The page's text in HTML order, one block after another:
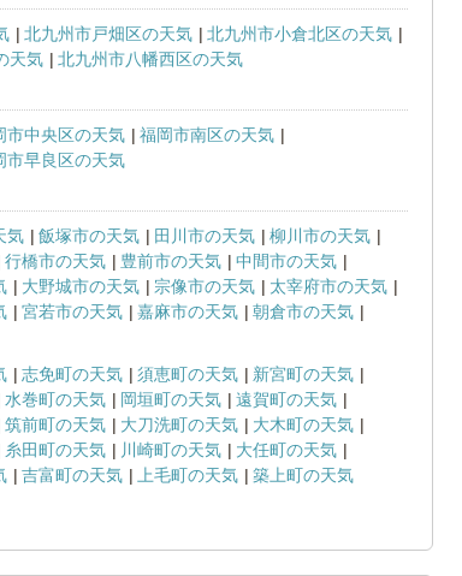
北九州市戸畑区の天気
北九州市小倉北区の天気
天気
北九州市八幡西区の天気
市中央区の天気
福岡市南区の天気
市早良区の天気
気 飯塚市の天気 田川市の天気
柳川市の天気
行橋市の天気 豊前市の天気
中間市の天気
大野城市の天気 宗像市の天気
太宰府市の天気
宮若市の天気 嘉麻市の天気
朝倉市の天気
志免町の天気 須恵町の天気
新宮町の天気
水巻町の天気 岡垣町の天気
遠賀町の天気
筑前町の天気 大刀洗町の天気
大木町の天気
糸田町の天気 川崎町の天気
大任町の天気
吉富町の天気 上毛町の天気
築上町の天気